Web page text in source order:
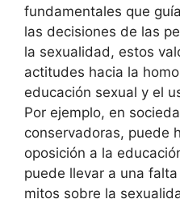
fundamentales que
las decisiones de las
la sexualidad, estos
actitudes hacia la
educación sexual y el
Por ejemplo, en
conservadoras, puede
oposición a la
puede llevar a una
mitos sobre la